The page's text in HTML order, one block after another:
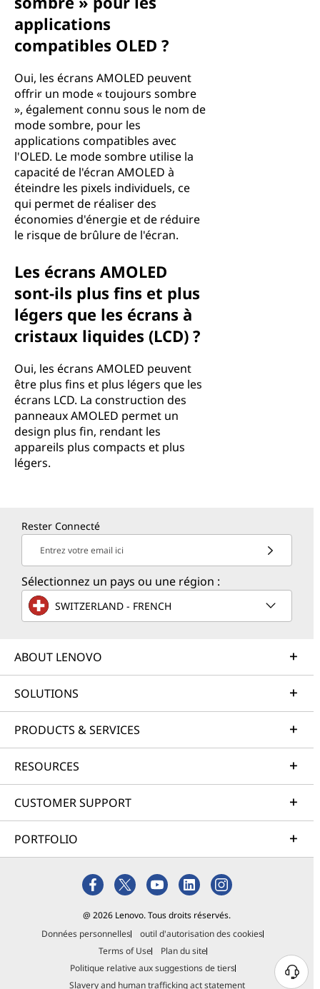
applications
compatibles OLED ?
Oui, les écrans AMOLED peuvent
offrir un mode « toujours sombre
», également connu sous le nom de
mode sombre, pour les
applications compatibles avec
l'OLED. Le mode sombre utilise la
capacité de l'écran AMOLED à
éteindre les pixels individuels, ce
qui permet de réaliser des
économies d'énergie et de réduire
le risque de brûlure de l'écran.
Les écrans AMOLED
sont-ils plus fins et plus
légers que les écrans à
cristaux liquides (LCD) ?
Oui, les écrans AMOLED peuvent
être plus fins et plus légers que les
écrans LCD. La construction des
panneaux AMOLED permet un
design plus fin, rendant les
appareils plus compacts et plus
légers.
Rester Connecté
Entrez votre email ici
Sélectionnez un pays ou une région :
SWITZERLAND - FRENCH
ABOUT LENOVO
SOLUTIONS
PRODUCTS & SERVICES
RESOURCES
CUSTOMER SUPPORT
PORTFOLIO
@ 2026 Lenovo. Tous droits réservés.
Données personnelles
outil d'autorisation des cookies
Terms of Use
Plan du site
Politique relative aux suggestions de tiers
Slavery and human trafficking act statement